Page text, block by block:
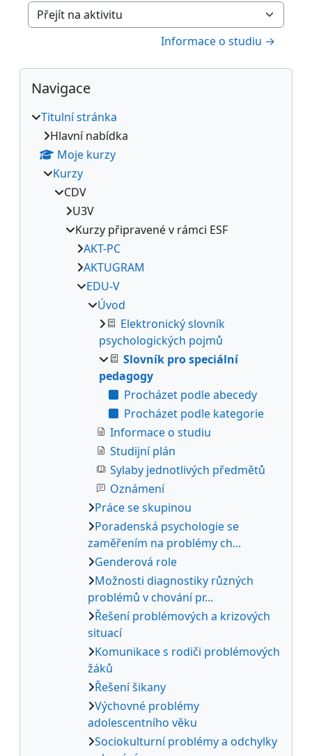
Přejít na aktivitu
Informace o studiu →
Bloky
Přeskočit: Navigace
Navigace
Titulní stránka
Hlavní nabídka
Moje kurzy
Kurzy
CDV
U3V
Kurzy připravené v rámci ESF
AKT-PC
AKTUGRAM
EDU-V
Úvod
Elektronický slovník
psychologických pojmů
Slovník pro speciální
pedagogy
Procházet podle abecedy
Procházet podle kategorie
Informace o studiu
Studijní plán
Sylaby jednotlivých předmětů
Oznámení
Práce se skupinou
Poradenská psychologie se
zaměřením na problémy ch...
Genderová role
Možnosti diagnostiky různých
problémů v chování pr...
Řešení problémových a krizových
situací
Komunikace s rodiči problémových
žáků
Řešení šikany
Výchovné problémy
adolescentního věku
Sociokulturní problémy a odchylky